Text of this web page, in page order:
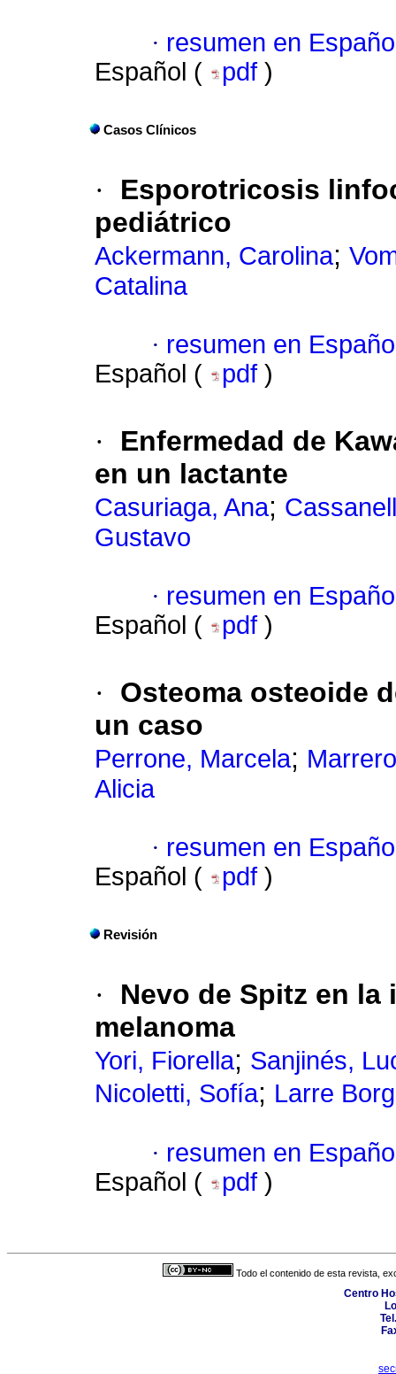
· resumen en
Español (
pdf )
Casos Clínicos
·
Esporotricosis
pediátrico
Ackermann, Carolina;
Catalina
· resumen en
Español (
pdf )
·
Enfermedad de
en un lactante
Casuriaga, Ana;
Gustavo
· resumen en
Español (
pdf )
·
Osteoma osteoide
un caso
Perrone, Marcela;
Alicia
· resumen en
Español (
pdf )
Revisión
·
Nevo de Spitz en la
melanoma
Yori, Fiorella; Sanjinés,
Nicoletti, Sofía; Larre
· resumen en
Español (
pdf )
Todo el contenido de esta revista,
Centro